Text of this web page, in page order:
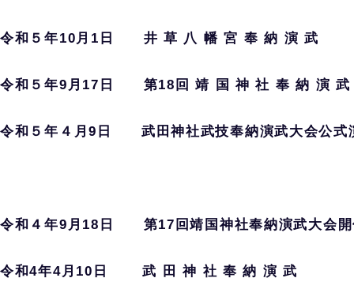
令和５年10月1日 井 草 八 幡 宮 奉 納 演 武
令和５年9月17日 第18回 靖 国 神 社 奉 納 演
令和５年４月9日 武田神社武技奉納演武大会公
令和４年9月18日 第17回靖国神社奉納演武大会
令和4年4月10日 武 田 神 社 奉 納 演 武